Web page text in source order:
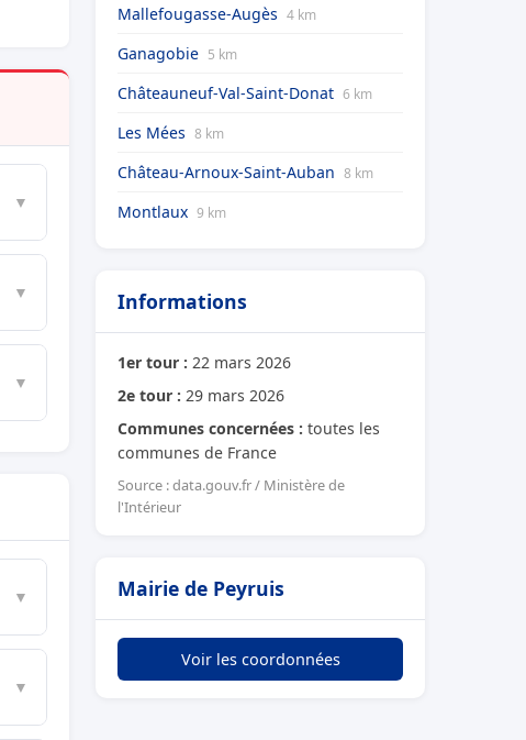
▼
▼
▼
▼
▼
Mallefougasse-Augès 4 km
Ganagobie 5 km
Châteauneuf-Val-Saint-Donat 6 km
Les Mées 8 km
Château-Arnoux-Saint-Auban 8 km
Montlaux 9 km
Informations
1er tour : 22 mars 2026
2e tour : 29 mars 2026
Communes concernées : toutes les
communes de France
Source : data.gouv.fr / Ministère de
l'Intérieur
Mairie de Peyruis
Voir les coordonnées